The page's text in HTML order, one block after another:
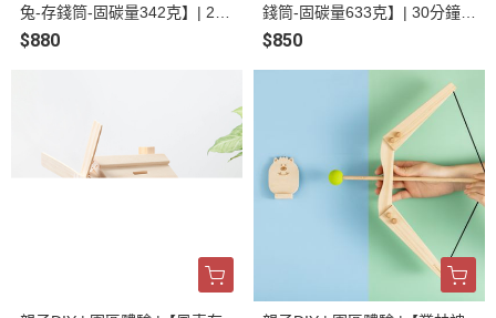
兔-存錢筒-固碳量342克】| 20
分鐘 輕鬆體驗 | 生活小物 | 手
$880
錢筒-固碳量633克】| 30分鐘
輕鬆體驗 | 生活小物 | 手作體驗
$850